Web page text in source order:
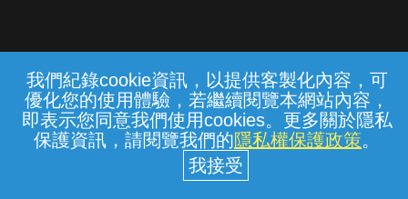
我們紀錄cookie資訊，以提供客製化內容，可
優化您的使用體驗，若繼續閱覽本網站內容，
即表示您同意我們使用cookies。更多關於隱私
保護資訊，請閱覽我們的隱私權保護政策。
常見問題 線上客服 服務條款 隱私權保護
中華電信股份有限公司個人家庭分公司
(統一編號：96979949) © 2026
{{notifyMsg}}